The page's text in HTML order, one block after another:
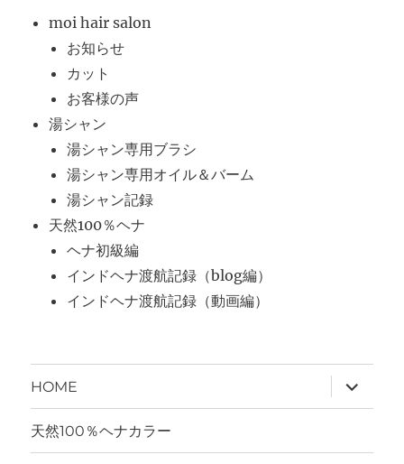
moi hair salon
お知らせ
カット
お客様の声
湯シャン
湯シャン専用ブラシ
湯シャン専用オイル＆バーム
湯シャン記録
天然100％ヘナ
ヘナ初級編
インドヘナ渡航記録（blog編）
インドヘナ渡航記録（動画編）
HOME
ブ
メ
ー
天然100％ヘナカラー